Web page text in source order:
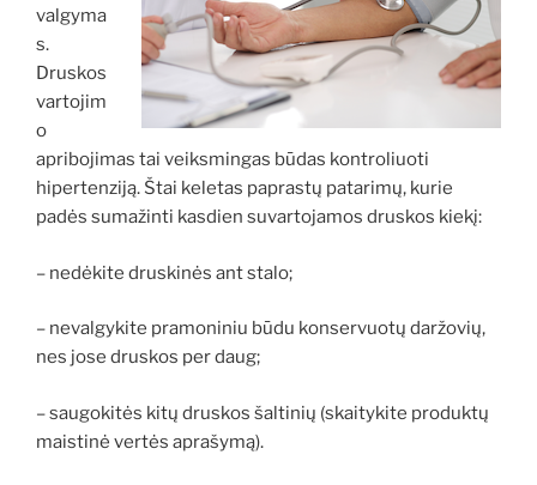
valgyma
s.
Druskos
vartojim
o
apribojimas tai veiksmingas būdas kontroliuoti
hipertenziją. Štai keletas paprastų patarimų, kurie
padės sumažinti kasdien suvartojamos druskos kiekį:
– nedėkite druskinės ant stalo;
– nevalgykite pramoniniu būdu konservuotų daržovių,
nes jose druskos per daug;
– saugokitės kitų druskos šaltinių (skaitykite produktų
maistinė vertės aprašymą).